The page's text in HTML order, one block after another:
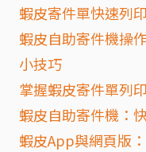
蝦皮寄件單快速列
蝦皮自助寄件機操
小技巧
掌握蝦皮寄件單列
蝦皮自助寄件機：
蝦皮App與網頁版